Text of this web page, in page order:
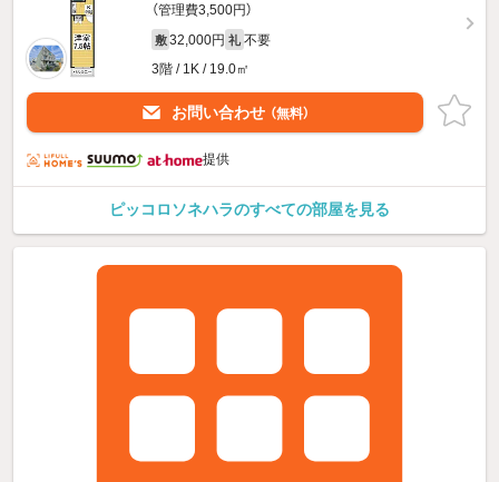
（管理費3,500円）
敷 32,000円 礼 不要
3階 / 1K / 19.0㎡
お問い合わせ （無料）
提供
ピッコロソネハラのすべての部屋を見る